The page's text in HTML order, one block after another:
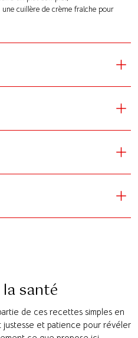
cuillère de crème fraîche pour
santé
de ces recettes simples en
justesse et patience pour révéler